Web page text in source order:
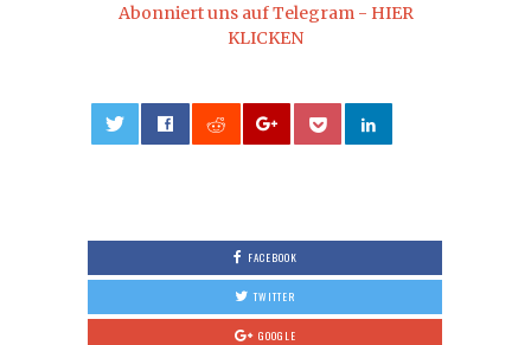
Abonniert uns auf Telegram - HIER
KLICKEN
FACEBOOK
TWITTER
GOOGLE